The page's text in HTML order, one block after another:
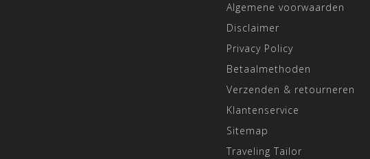
Algemene voorwaarden
Disclaimer
Privacy Policy
Betaalmethoden
Verzenden & retourneren
Klantenservice
Sitemap
Traveling Tailor